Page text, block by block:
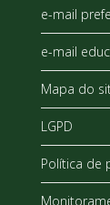
e-mail
e-mail
Mapa do
LGPD
Política de